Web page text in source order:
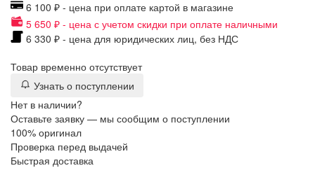
6 100 ₽ - цена при оплате картой в магазине
5 650 ₽ - цена с учетом скидки при оплате наличными
6 330 ₽ - цена для юридических лиц, без НДС
Товар временно отсутствует
Узнать о поступлении
Нет в наличии?
Оставьте заявку — мы сообщим о поступлении
100% оригинал
Проверка перед выдачей
Быстрая доставка